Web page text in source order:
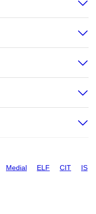
Medial ELF CIT IS